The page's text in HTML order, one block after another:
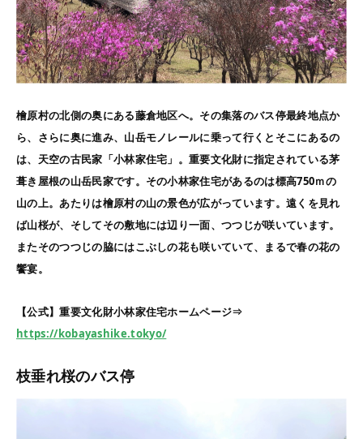
檜原村の北側の奥にある藤倉地区へ。その集落のバス停最終地点か
ら、さらに奥に進み、山岳モノレールに乗って行くとそこにあるの
は、天空の古民家「小林家住宅」。重要文化財に指定されている茅
葺き屋根の山岳民家です。その小林家住宅があるのは標高750ｍの
山の上。あたりは檜原村の山の景色が広がっています。遠くを見れ
ば山桜が、そしてその敷地には辺り一面、つつじが咲いています。
またそのつつじの脇にはこぶしの花も咲いていて、まるで春の花の
饗宴。
【公式】重要文化財小林家住宅ホームページ⇒
https://kobayashike.tokyo/
枝垂れ桜のバス停